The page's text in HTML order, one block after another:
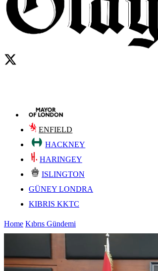
ENFIELD
HACKNEY
HARINGEY
ISLINGTON
GÜNEY LONDRA
KIBRIS KKTC
Home Kıbrıs Gündemi